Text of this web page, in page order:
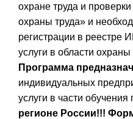
охране труда и
охраны труда» и
регистрации в реестре
услуги в области
Программа
индивидуальных
услуги в части обучения
регионе России!!!